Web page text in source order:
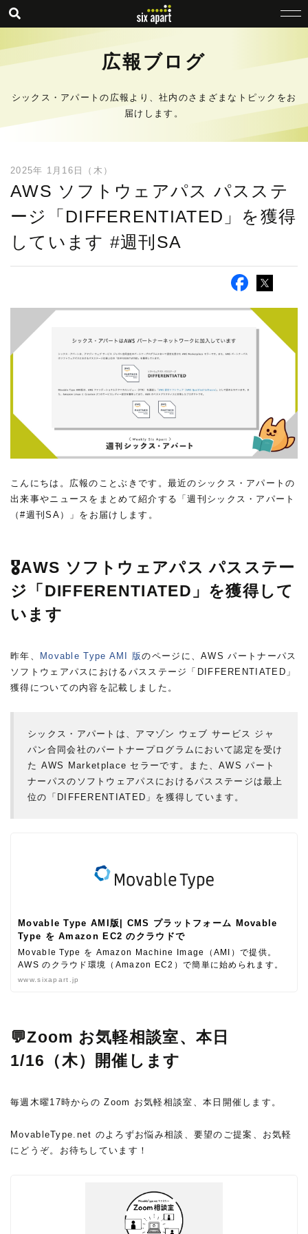
広報ブログ
シックス・アパートの広報より、社内のさまざまなトピックをお
届けします。
2025年 1月16日（木）
AWS ソフトウェアパス パスステ
ージ「DIFFERENTIATED」を獲得
しています #週刊SA
こんにちは。広報のことぶきです。最近のシックス・アパートの
出来事やニュースをまとめて紹介する「週刊シックス・アパート
（#週刊SA）」をお届けします。
🎖️AWS ソフトウェアパス パスステー
ジ「DIFFERENTIATED」を獲得して
います
昨年、 Movable Type AMI 版のページに、AWS パートナーパス
ソフトウェアパスにおけるパスステージ「DIFFERENTIATED」
獲得についての内容を記載しました。
シックス・アパートは、アマゾン ウェブ サービス ジャ
パン合同会社のパートナープログラムにおいて認定を受け
た AWS Marketplace セラーです。また、AWS パート
ナーパスのソフトウェアパスにおけるパスステージは最上
位の「DIFFERENTIATED」を獲得しています。
Movable Type AMI版| CMS プラットフォーム Movable
Type を Amazon EC2 のクラウドで
Movable Type を Amazon Machine Image（AMI）で提供。
AWS のクラウド環境（Amazon EC2）で簡単に始められます。
www.sixapart.jp
💬Zoom お気軽相談室、本日
1/16（木）開催します
毎週木曜17時からの Zoom お気軽相談室、本日開催します。
MovableType.net のよろずお悩み相談、要望のご提案、お気軽
にどうぞ。お待ちしています！